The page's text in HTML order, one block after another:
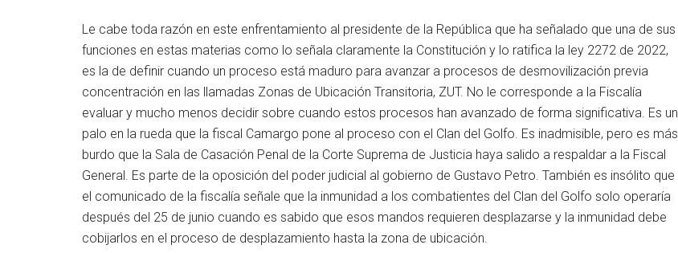
Le cabe toda razón en este enfrentamiento al presidente de la República que ha señalado que una de sus
funciones en estas materias como lo señala claramente la Constitución y lo ratifica la ley 2272 de 2022,
es la de definir cuando un proceso está maduro para avanzar a procesos de desmovilización previa
concentración en las llamadas Zonas de Ubicación Transitoria, ZUT. No le corresponde a la Fiscalía
evaluar y mucho menos decidir sobre cuando estos procesos han avanzado de forma significativa. Es un
palo en la rueda que la fiscal Camargo pone al proceso con el Clan del Golfo. Es inadmisible, pero es más
burdo que la Sala de Casación Penal de la Corte Suprema de Justicia haya salido a respaldar a la Fiscal
General. Es parte de la oposición del poder judicial al gobierno de Gustavo Petro. También es insólito que
el comunicado de la fiscalía señale que la inmunidad a los combatientes del Clan del Golfo solo operaría
después del 25 de junio cuando es sabido que esos mandos requieren desplazarse y la inmunidad debe
cobijarlos en el proceso de desplazamiento hasta la zona de ubicación.